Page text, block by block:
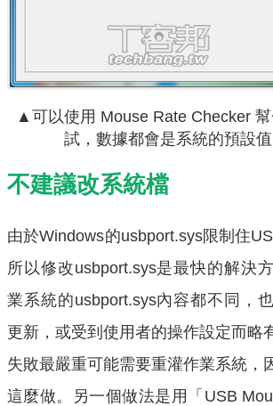
▲可以使用 Mouse Rate Checker
試，數據都會是系統的預設值
不建議改系統檔
由於Windows的usbport.sys限制住
所以修改usbport.sys是最快的解決
業系統的usbport.sys內容都不同，
更新，或受到使用者的操作設定而略
失敗最嚴重可能需要重灌作業系統，
這麼做。另一個做法是用「USB